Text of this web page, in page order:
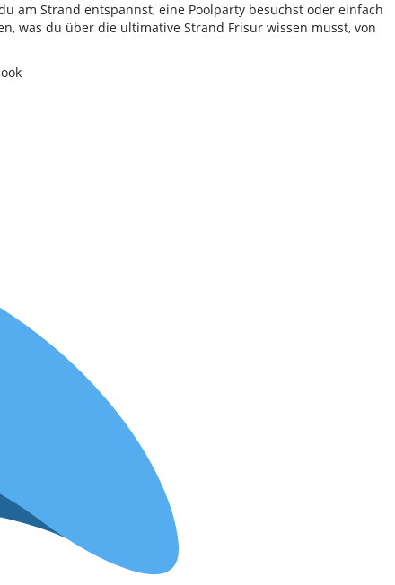
am Strand entspannst, eine Poolparty besuchst oder einfach
was du über die ultimative Strand Frisur wissen musst, von